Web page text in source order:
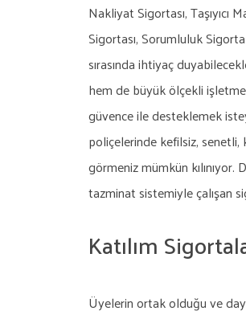
Nakliyat Sigortası, Taşıyıcı
Sigortası, Sorumluluk
sırasında ihtiyaç
hem de büyük ölçekli
güvence ile desteklemek
poliçelerinde kefilsiz, senetli,
görmeniz mümkün
tazminat sistemiyle çalışan
Katılım
Üyelerin ortak olduğu ve